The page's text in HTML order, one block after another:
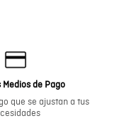
Medios de Pago
que se ajustan a tus